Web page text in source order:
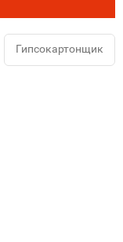
Гипсокартонщик